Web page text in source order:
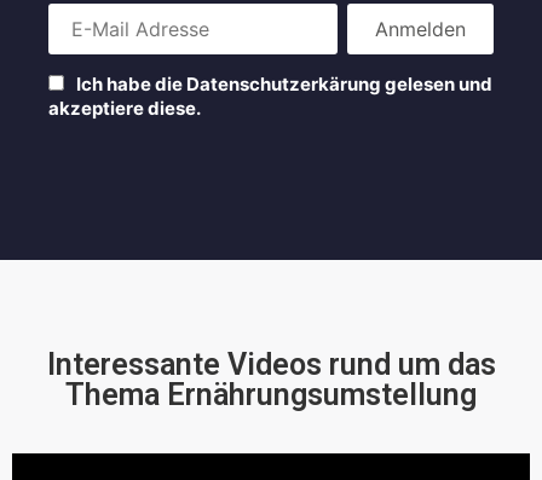
Ich habe die Datenschutzerkärung gelesen und
akzeptiere diese.
Interessante Videos rund um das
Thema Ernährungsumstellung